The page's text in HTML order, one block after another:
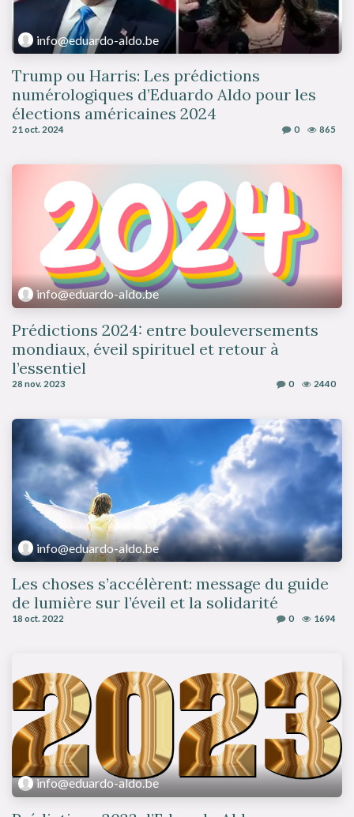
info@eduardo-aldo.be
Trump ou Harris: Les prédictions
numérologiques d’Eduardo Aldo pour les
élections américaines 2024
21 oct. 2024 0 865
info@eduardo-aldo.be
Prédictions 2024: entre bouleversements
mondiaux, éveil spirituel et retour à
l’essentiel
28 nov. 2023 0 2440
info@eduardo-aldo.be
Les choses s’accélèrent: message du guide
de lumière sur l’éveil et la solidarité
18 oct. 2022 0 1694
info@eduardo-aldo.be